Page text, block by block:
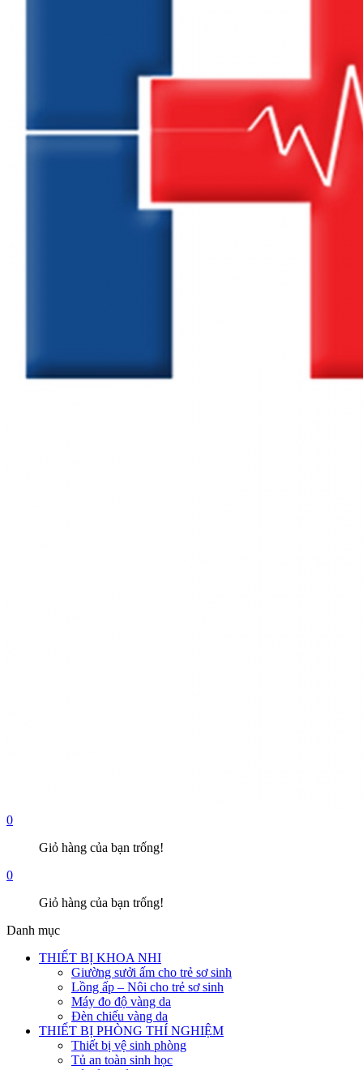
0
Giỏ hàng của bạn trống!
0
Giỏ hàng của bạn trống!
Danh mục
THIẾT BỊ KHOA NHI
Giường sưởi ấm cho trẻ sơ sinh
Lồng ấp – Nôi cho trẻ sơ sinh
Máy đo độ vàng da
Đèn chiếu vàng da
THIẾT BỊ PHÒNG THÍ NGHIỆM
Thiết bị vệ sinh phòng
Tủ an toàn sinh học